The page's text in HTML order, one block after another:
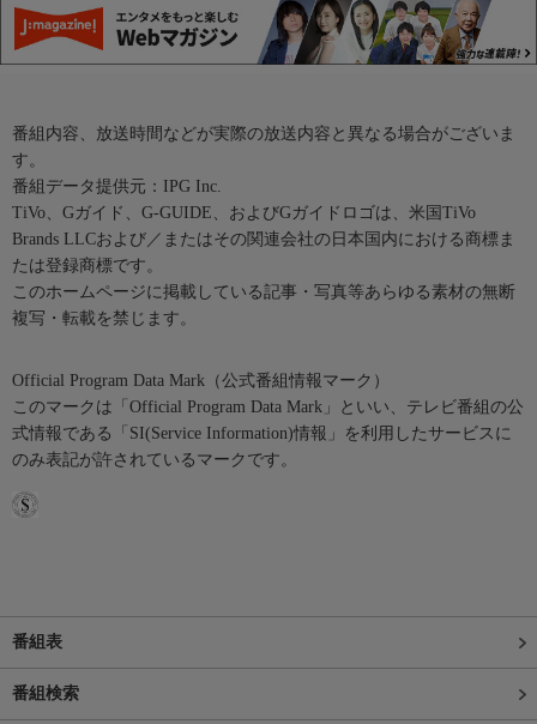
番組内容、放送時間などが実際の放送内容と異なる場合がございま
す。
番組データ提供元：IPG Inc.
TiVo、Gガイド、G-GUIDE、およびGガイドロゴは、米国TiVo
Brands LLCおよび／またはその関連会社の日本国内における商標ま
たは登録商標です。
このホームページに掲載している記事・写真等あらゆる素材の無断
複写・転載を禁じます。
Official Program Data Mark（公式番組情報マーク）
このマークは「Official Program Data Mark」といい、テレビ番組の公
式情報である「SI(Service Information)情報」を利用したサービスに
のみ表記が許されているマークです。
番組表
番組検索